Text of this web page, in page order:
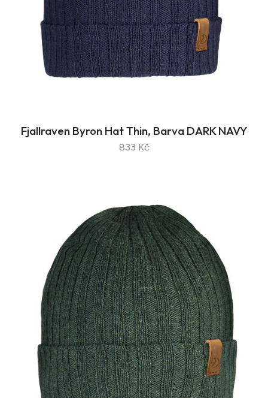
Fjallraven Byron Hat Thin, Barva DARK NAVY
833 Kč